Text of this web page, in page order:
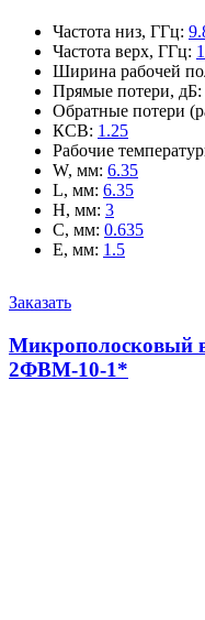
Частота низ, ГГц:
Частота верх, ГГц:
Ширина рабочей
Прямые потери, дБ:
Обратные потери
КСВ: 1.25
Рабочие
W, мм: 6.35
L, мм: 6.35
H, мм: 3
C, мм: 0.635
E, мм: 1.5
Заказать
Микрополосковый
2ФВМ-10-1*